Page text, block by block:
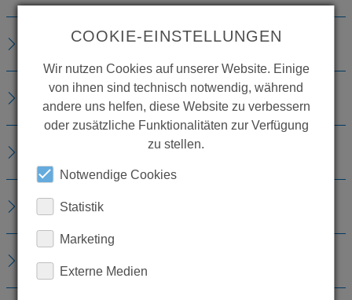
TECHNISCHE DETAILS
ZUBEHÖR
VERBRAUCHSMATERIALIEN
ERSATZTEILE
DOWNLOADS
COOKIE-EINSTELLUNGEN
Wir nutzen Cookies auf unserer Website. Einige
von ihnen sind technisch notwendig, während
andere uns helfen, diese Website zu verbessern
oder zusätzliche Funktionalitäten zur Verfügung
zu stellen.
Notwendige Cookies
Statistik
Marketing
Externe Medien